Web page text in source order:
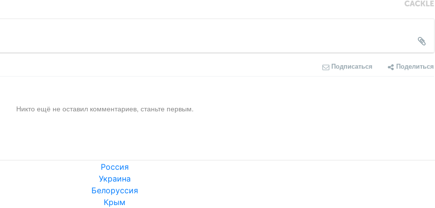
Подписаться Поделиться
Никто ещё не оставил комментариев, станьте первым.
Россия
Украина
Белоруссия
Крым